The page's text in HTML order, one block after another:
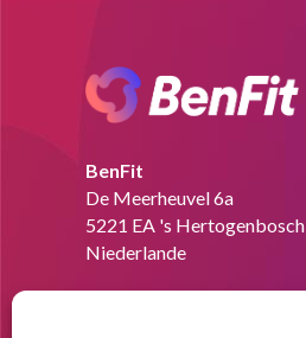
BenFit
De Meerheuvel 6a
5221 EA 's Hertogenbosch
Niederlande